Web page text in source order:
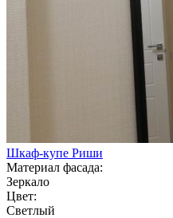
Шкаф-купе Риши
Материал фасада:
Зеркало
Цвет:
Светлый